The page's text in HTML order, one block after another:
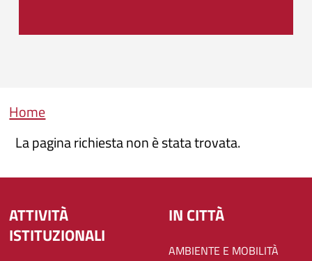
Briciole di pane
Home
La pagina richiesta non è stata trovata.
ATTIVITÀ
ISTITUZIONALI
IN CITTÀ
AMBIENTE E MOBILITÀ